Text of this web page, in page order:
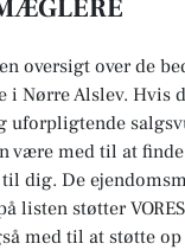
oversigt over de
i Nørre Alslev. Hvis
uforpligtende
være med til at
dig. De
listen støtter
med til at støtte